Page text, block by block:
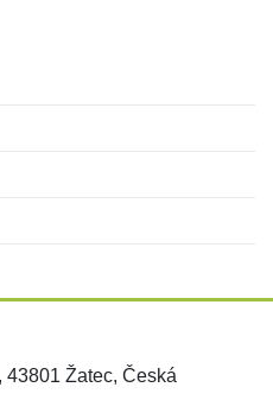
43801 Žatec, Česká